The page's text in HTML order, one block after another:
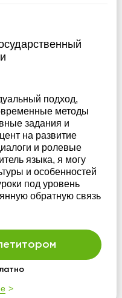
подход,
методы
задания и
на развитие
и ролевые
языка, я могу
и особенностей
под уровень
обратную связь